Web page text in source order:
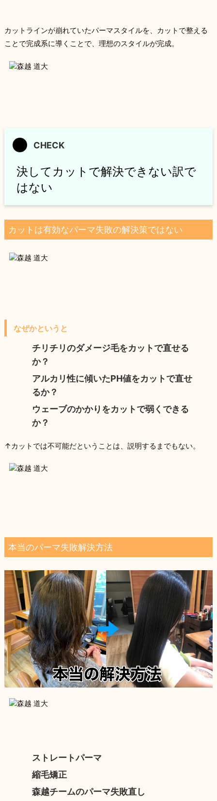
カットラインが崩れていたパーマスタイルを、カットで整える
ことで完成系に導くことで、理想のスタイルが完成。
決してカットで解決できない訳で
はない
カットは有効なパーマ失敗の解決策ではない
なぜかというと
チリチリのダメージ毛をカットで直せる
か？
アルカリ性に傾いたPH値をカットで直せ
るか？
ウェーブのかかりをカットで弱くできる
か？
↑カットでは不可能だということは、説明するまでもない。
本当のパーマ失敗解決方法
ストレートパーマ
縮毛矯正
森越チームのパーマ失敗直し